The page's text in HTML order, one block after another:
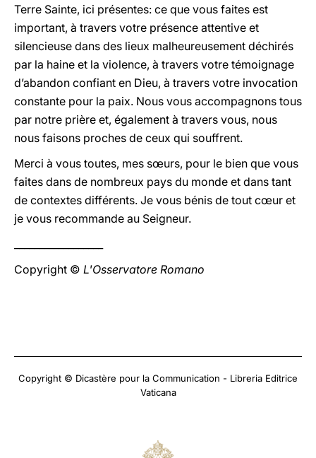
Terre Sainte, ici présentes: ce que vous faites est
important, à travers votre présence attentive et
silencieuse dans des lieux malheureusement déchirés
par la haine et la violence, à travers votre témoignage
d’abandon confiant en Dieu, à travers votre invocation
constante pour la paix. Nous vous accompagnons tous
par notre prière et, également à travers vous, nous
nous faisons proches de ceux qui souffrent.
Merci à vous toutes, mes sœurs, pour le bien que vous
faites dans de nombreux pays du monde et dans tant
de contextes différents. Je vous bénis de tout cœur et
je vous recommande au Seigneur.
Copyright © L'Osservatore Romano
Copyright © Dicastère pour la Communication - Libreria Editrice
Vaticana